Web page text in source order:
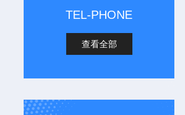
TEL-PHONE
查看全部